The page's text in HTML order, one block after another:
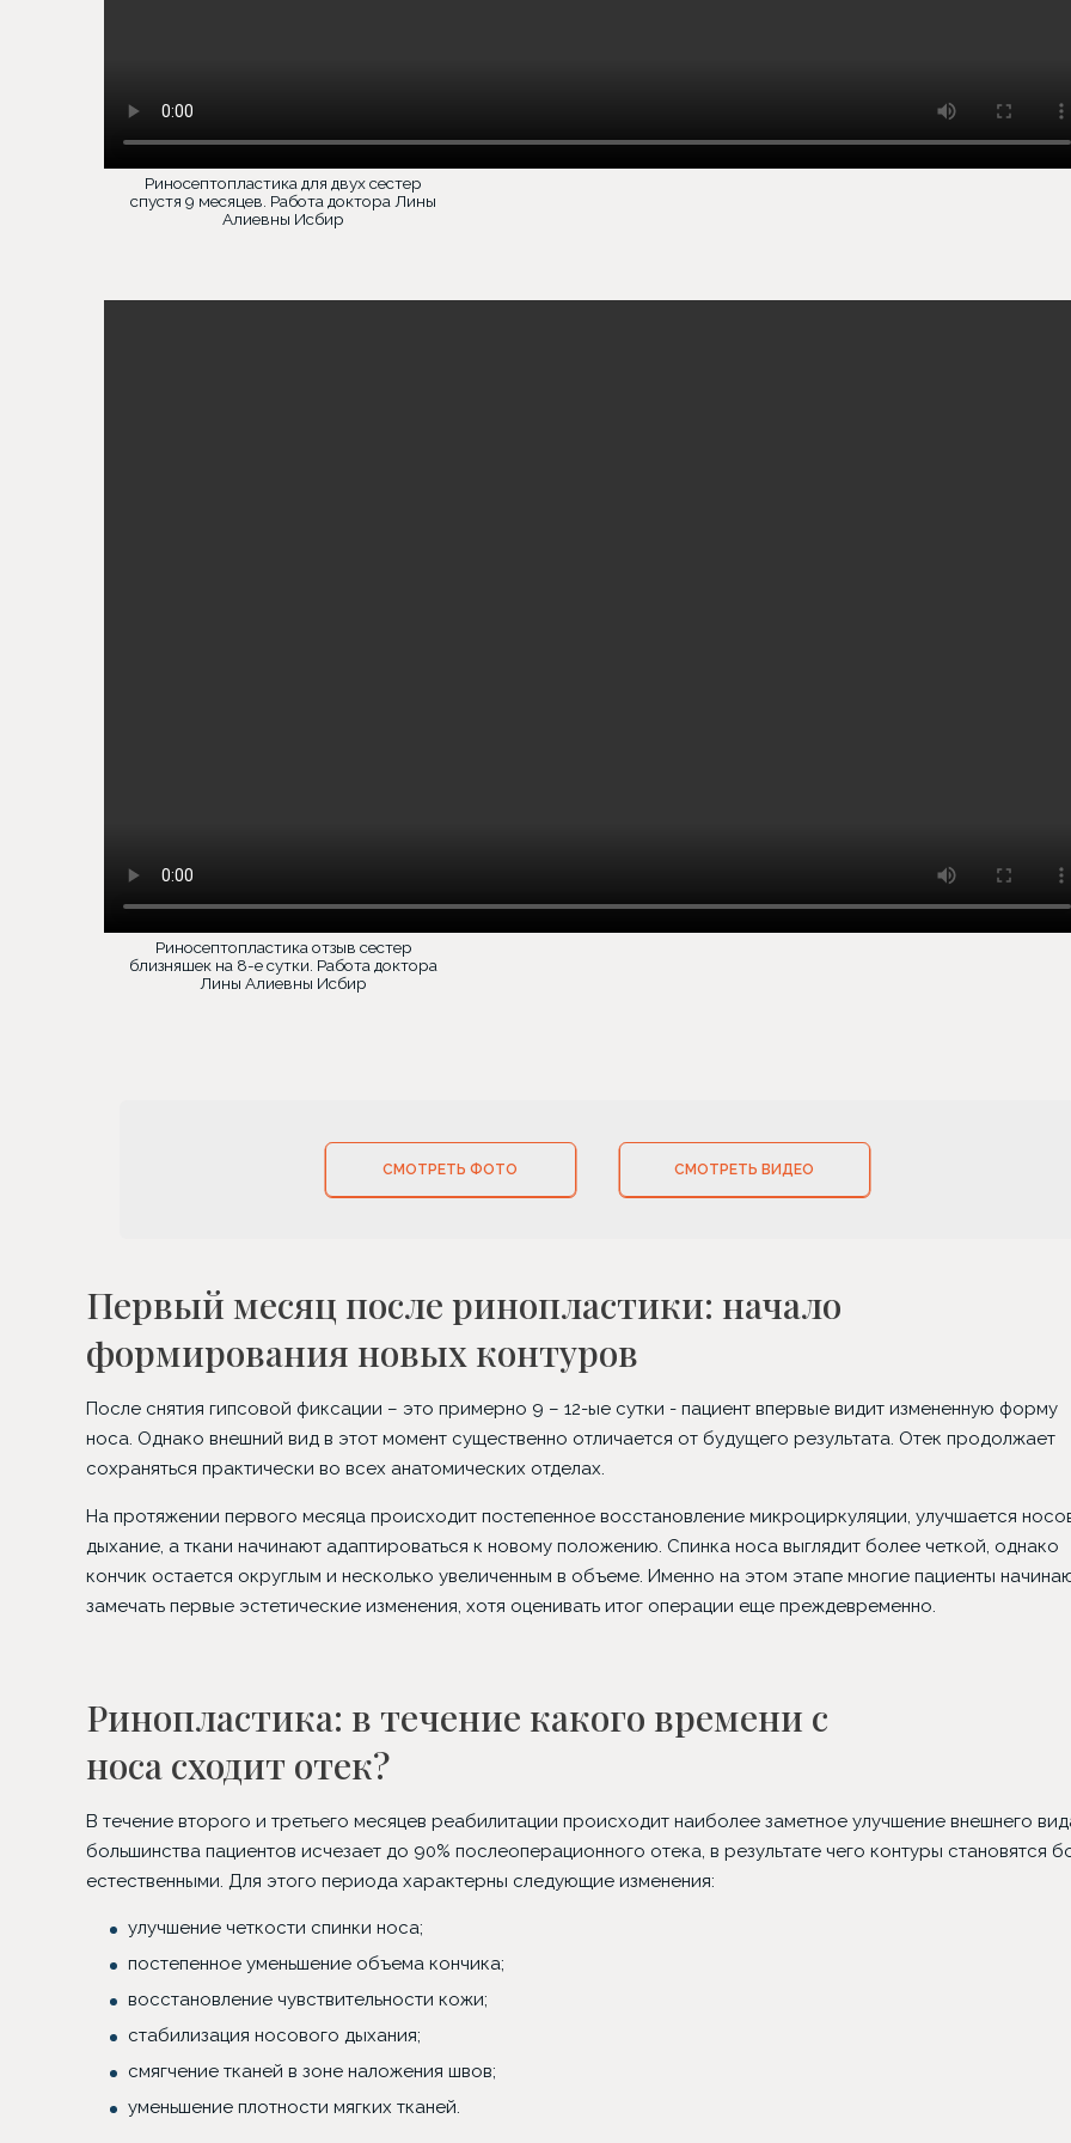
Риносептопластика для двух сестер
спустя 9 месяцев. Работа доктора Лины
Алиевны Исбир
Риносептопластика отзыв сестер
близняшек на 8-е сутки. Работа доктора
Лины Алиевны Исбир
СМОТРЕТЬ ФОТО СМОТРЕТЬ ВИДЕО
Первый месяц после ринопластики: начало
формирования новых контуров
После снятия гипсовой фиксации – это примерно 9 – 12-ые сутки - пациент впервые видит измененную форму
носа. Однако внешний вид в этот момент существенно отличается от будущего результата. Отек продолжает
сохраняться практически во всех анатомических отделах.
На протяжении первого месяца происходит постепенное восстановление микроциркуляции, улучшается
дыхание, а ткани начинают адаптироваться к новому положению. Спинка носа выглядит более четкой, однако
кончик остается округлым и несколько увеличенным в объеме. Именно на этом этапе многие пациенты
замечать первые эстетические изменения, хотя оценивать итог операции еще преждевременно.
Ринопластика: в течение какого времени с
носа сходит отек?
В течение второго и третьего месяцев реабилитации происходит наиболее заметное улучшение внешнего
большинства пациентов исчезает до 90% послеоперационного отека, в результате чего контуры становятся
естественными. Для этого периода характерны следующие изменения:
улучшение четкости спинки носа;
постепенное уменьшение объема кончика;
восстановление чувствительности кожи;
стабилизация носового дыхания;
смягчение тканей в зоне наложения швов;
уменьшение плотности мягких тканей.